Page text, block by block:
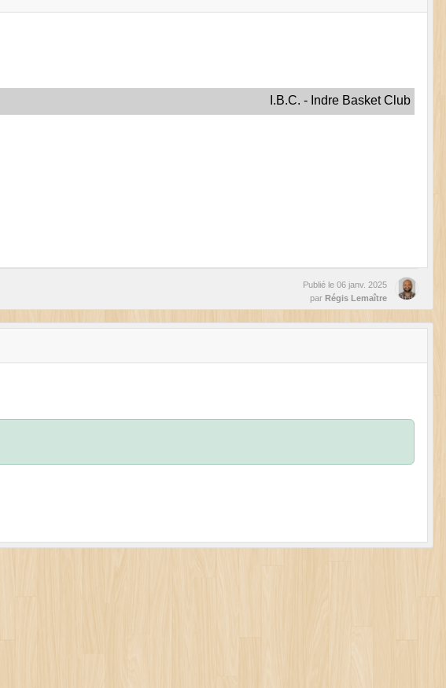
I.B.C. - Indre Basket Club
Publié le 06 janv. 2025
par Régis Lemaître